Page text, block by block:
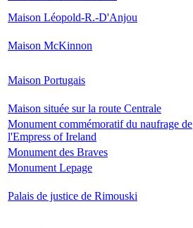
Maison Léopold-R.-D'Anjou
Maison McKinnon
Maison Portugais
Maison située sur la route Centrale
Monument commémoratif du naufrage de
l'Empress of Ireland
Monument des Braves
Monument Lepage
Palais de justice de Rimouski